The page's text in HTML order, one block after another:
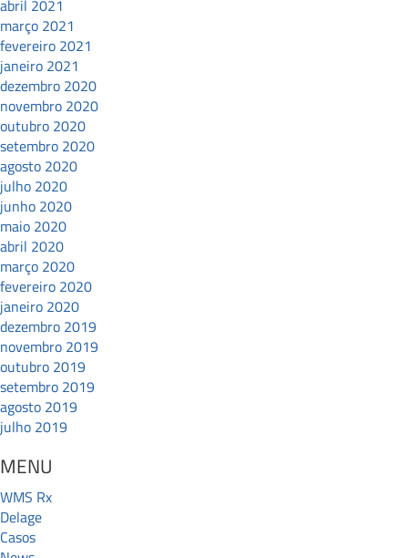
abril 2021
março 2021
fevereiro 2021
janeiro 2021
dezembro 2020
novembro 2020
outubro 2020
setembro 2020
agosto 2020
julho 2020
junho 2020
maio 2020
abril 2020
março 2020
fevereiro 2020
janeiro 2020
dezembro 2019
novembro 2019
outubro 2019
setembro 2019
agosto 2019
julho 2019
MENU
WMS Rx
Delage
Casos